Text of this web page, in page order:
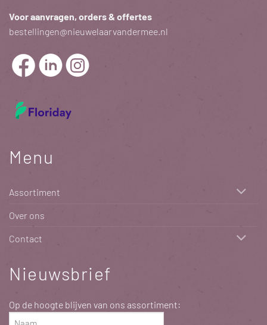
Voor aanvragen, orders & offertes
bestellingen@nieuwelaarvandermee.nl
Menu
Assortiment
Over ons
Contact
Nieuwsbrief
Op de hoogte blijven van ons assortiment:
Naam